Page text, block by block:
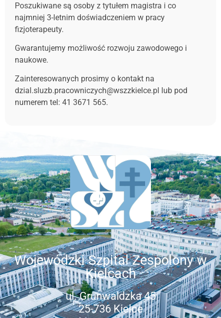
Poszukiwane są osoby z tytułem magistra i co
najmniej 3-letnim doświadczeniem w pracy
fizjoterapeuty.
Gwarantujemy możliwość rozwoju zawodowego i
naukowe.
Zainteresowanych prosimy o kontakt na
dzial.sluzb.pracowniczych@wszzkielce.pl
lub pod
numerem tel: 41 3671 565.
Wojewódzki Szpital Zespolony w
Kielcach
ul. Grunwaldzka 45
25-736 Kielce